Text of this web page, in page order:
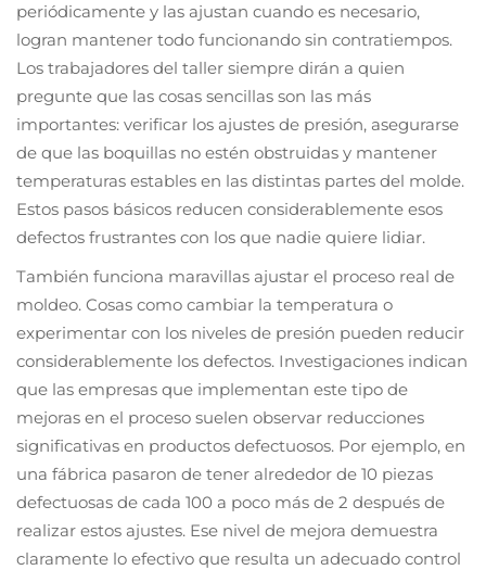
periódicamente y las ajustan cuando es necesario,
logran mantener todo funcionando sin contratiempos.
Los trabajadores del taller siempre dirán a quien
pregunte que las cosas sencillas son las más
importantes: verificar los ajustes de presión, asegurarse
de que las boquillas no estén obstruidas y mantener
temperaturas estables en las distintas partes del molde.
Estos pasos básicos reducen considerablemente esos
defectos frustrantes con los que nadie quiere lidiar.
También funciona maravillas ajustar el proceso real de
moldeo. Cosas como cambiar la temperatura o
experimentar con los niveles de presión pueden reducir
considerablemente los defectos. Investigaciones indican
que las empresas que implementan este tipo de
mejoras en el proceso suelen observar reducciones
significativas en productos defectuosos. Por ejemplo, en
una fábrica pasaron de tener alrededor de 10 piezas
defectuosas de cada 100 a poco más de 2 después de
realizar estos ajustes. Ese nivel de mejora demuestra
claramente lo efectivo que resulta un adecuado control